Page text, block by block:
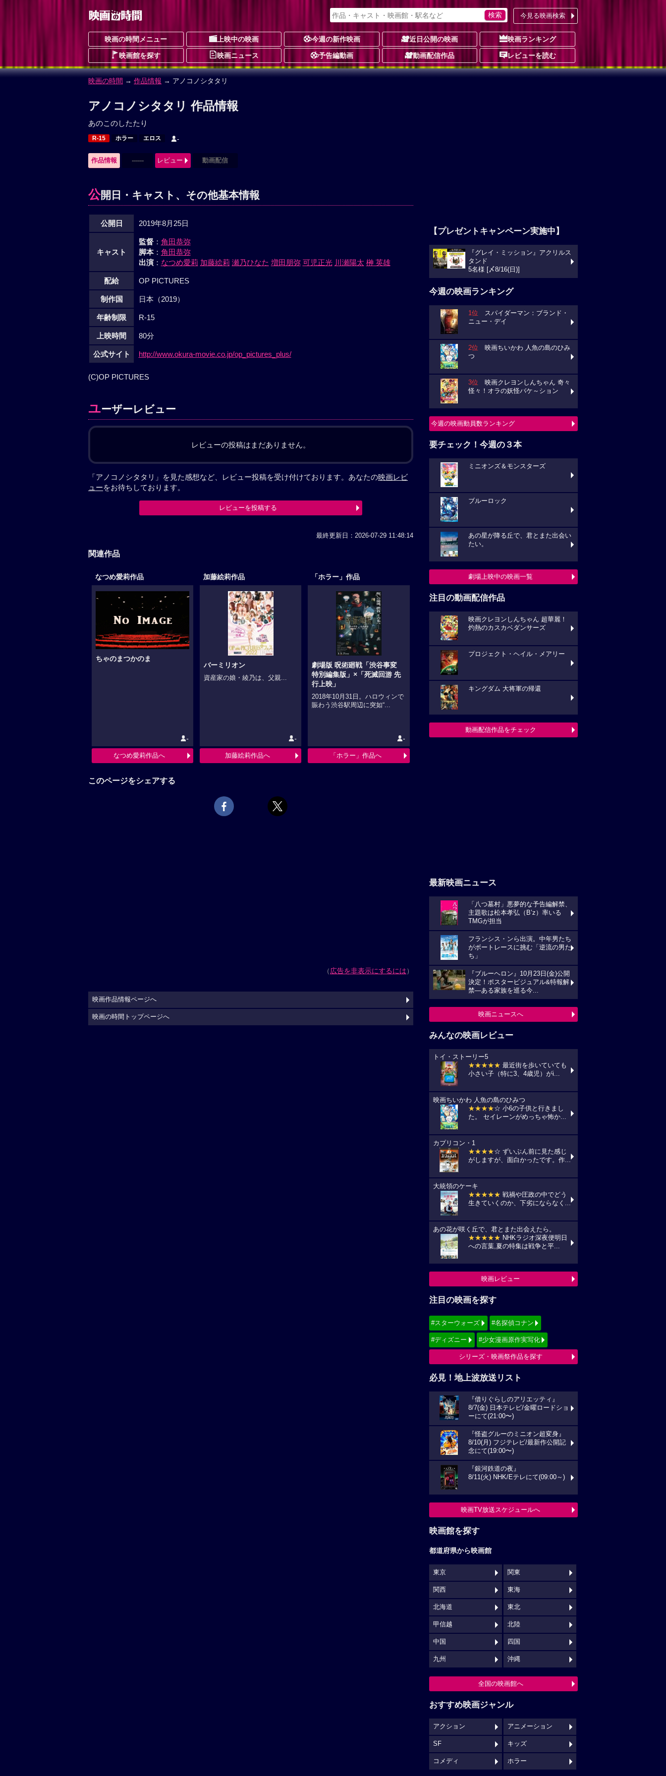
今見る映画検索
映画の時間メニュー 上映中の映画 今週の新作映画 近日公開の映画 映画ランキング
映画館を探す 映画ニュース 予告編動画 動画配信作品 レビューを読む
映画の時間 → 作品情報 → アノコノシタタリ
アノコノシタタリ 作品情報
あのこのしたたり
R-15 ホラー エロス -
作品情報 ------ レビュー 動画配信
公開日・キャスト、その他基本情報
公開日 2019年8月25日
キャスト
監督： 角田恭弥
脚本： 角田恭弥
出演： なつめ愛莉 加藤絵莉 瀬乃ひなた 増田朋弥 可児正光 川瀬陽太 榊 英雄
配給 OP PICTURES
制作国 日本（2019）
年齢制限 R-15
上映時間 80分
公式サイト http://www.okura-movie.co.jp/op_pictures_plus/
(C)OP PICTURES
ユーザーレビュー
レビューの投稿はまだありません。
「アノコノシタタリ」を見た感想など、レビュー投稿を受け付けております。あなたの映画レビ
ューをお待ちしております。
レビューを投稿する
最終更新日：2026-07-29 11:48:14
関連作品
なつめ愛莉作品
ちゃのまつかのま
-
なつめ愛莉作品へ
加藤絵莉作品
バーミリオン
資産家の娘・綾乃は、父親...
-
加藤絵莉作品へ
「ホラー」作品
劇場版 呪術廻戦「渋谷事変
特別編集版」×「死滅回游 先
行上映」
2018年10月31日。ハロウィンで
賑わう渋谷駅周辺に突如“...
-
「ホラー」作品へ
このページをシェアする
（広告を非表示にするには）
【プレゼントキャンペーン実施中】
『グレイ・ミッション』アクリルス
タンド
5名様 [〆8/16(日)]
今週の映画ランキング
1位 スパイダーマン：ブランド・
ニュー・デイ
2位 映画ちいかわ 人魚の島のひみ
つ
3位 映画クレヨンしんちゃん 奇々
怪々！オラの妖怪バケ～ション
今週の映画動員数ランキング
要チェック！今週の３本
ミニオンズ＆モンスターズ
ブルーロック
あの星が降る丘で、君とまた出会い
たい。
劇場上映中の映画一覧
注目の動画配信作品
映画クレヨンしんちゃん 超華麗！
灼熱のカスカベダンサーズ
プロジェクト・ヘイル・メアリー
キングダム 大将軍の帰還
動画配信作品をチェック
最新映画ニュース
「八つ墓村」悪夢的な予告編解禁、
主題歌は松本孝弘（B’z）率いる
TMGが担当
フランシス・ンら出演。中年男たち
がボートレースに挑む「逆流の男た
ち」
『ブルーヘロン』10月23日(金)公開
決定！ポスタービジュアル&特報解
禁―ある家族を巡る今...
映画ニュースへ
みんなの映画レビュー
トイ・ストーリー5
★★★★★ 最近街を歩いていても
小さい子（特に3、4歳児）がi...
映画ちいかわ 人魚の島のひみつ
★★★★☆ 小6の子供と行きまし
た。 セイレーンがめっちゃ怖か...
カプリコン・1
★★★★☆ ずいぶん前に見た感じ
がしますが、面白かったです。作...
大統領のケーキ
★★★★★ 戦禍や圧政の中でどう
生きていくのか、下劣にならなく...
あの花が咲く丘で、君とまた出会えたら。
★★★★★ NHKラジオ深夜便明日
への言葉,夏の特集は戦争と平...
映画レビュー
注目の映画を探す
#スターウォーズ #名探偵コナン
#ディズニー #少女漫画原作実写化
シリーズ・映画祭作品を探す
必見！地上波放送リスト
『借りぐらしのアリエッティ』
8/7(金) 日本テレビ/金曜ロードショ
ーにて(21:00〜)
『怪盗グルーのミニオン超変身』
8/10(月) フジテレビ/最新作公開記
念にて(19:00〜)
『銀河鉄道の夜』
8/11(火) NHK/Eテレにて(09:00～)
映画TV放送スケジュールへ
映画館を探す
都道府県から映画館
東京 関東
関西 東海
北海道 東北
甲信越 北陸
中国 四国
九州 沖縄
全国の映画館へ
おすすめ映画ジャンル
アクション アニメーション
SF キッズ
コメディ ホラー
映画作品情報ページへ
映画の時間トップページへ